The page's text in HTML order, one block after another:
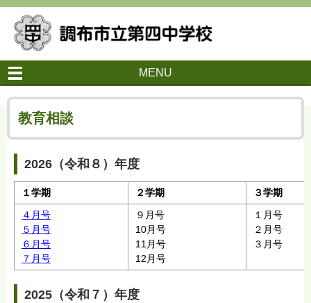
MENU
教育相談
2026（令和８）年度
１学期 ２学期
３学期
４月号
５月号
６月号
７月号
９月号
10月号
11月号
12月号
１月号
２月号
３月号
2025（令和７）年度